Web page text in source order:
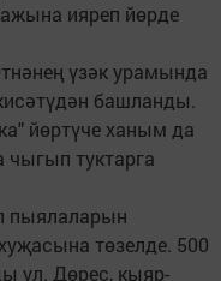
ияреп йөрде
үзәк урамында
башланды.
йөртүче ханым да
чыгып туктарга
пыялаларын
төзелде. 500
ул. Дөрес, кыяр-